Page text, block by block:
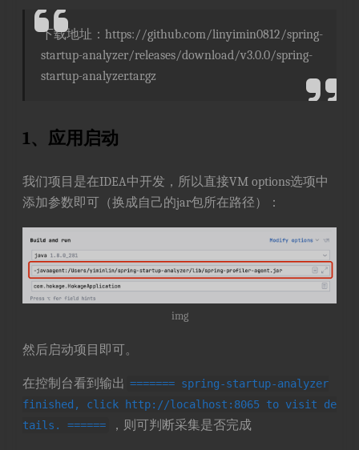
下载地址：https://github.com/linyimin0812/spring-
startup-analyzer/releases/download/v3.0.0/spring-
startup-analyzer.tar.gz
1、应用启动
我们项目是在IDEA中开发，所以直接VM options选项中
添加参数即可（换成自己的jar包所在路径）：
img
然后启动项目即可。
在控制台看到输出 ======= spring-startup-analyzer
finished, click http://localhost:8065 to visit de
tails. ======
，则可判断采集是否完成